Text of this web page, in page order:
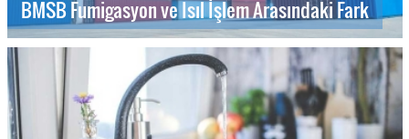
BMSB Fumigasyon ve Isıl İşlem Arasındaki Fark